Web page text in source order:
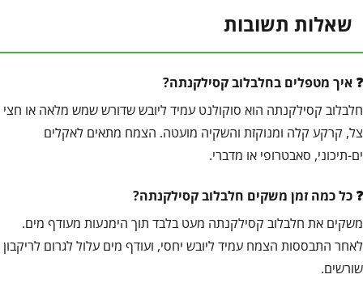
שאלות תשובות
איך מטפלים בחלבלוב קסילקנתה?
חלבלוב קסילקנתה הוא סוקולנט עמיד ליובש שדורש שמש מלאה או חצי
צל, קרקע קלה ומנוקזת והשקיה מועטה. הצמח מתאים לאקלים
ים-תיכוני, סאבטרופי או מדברי.
כל כמה זמן משקים חלבלוב קסילקנתה?
משקים את חלבלוב קסילקנתה מעט בלבד תוך הימנעות מעודף מים.
לאחר התבססות הצמח עמיד ליובש יחסי, ועודף מים עלול לגרום לריקבון
שורשים.